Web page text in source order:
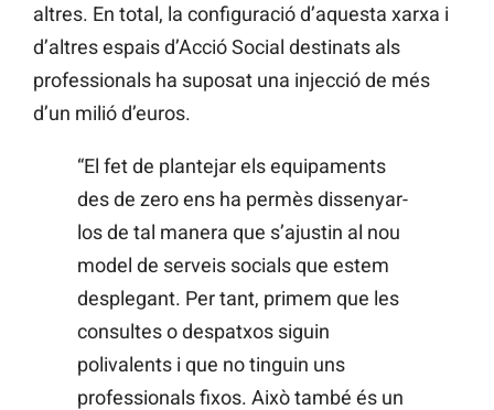
altres. En total, la configuració d’aquesta xarxa i
d’altres espais d’Acció Social destinats als
professionals ha suposat una injecció de més
d’un milió d’euros.
“El fet de plantejar els equipaments
des de zero ens ha permès dissenyar-
los de tal manera que s’ajustin al nou
model de serveis socials que estem
desplegant. Per tant, primem que les
consultes o despatxos siguin
polivalents i que no tinguin uns
professionals fixos. Això també és un